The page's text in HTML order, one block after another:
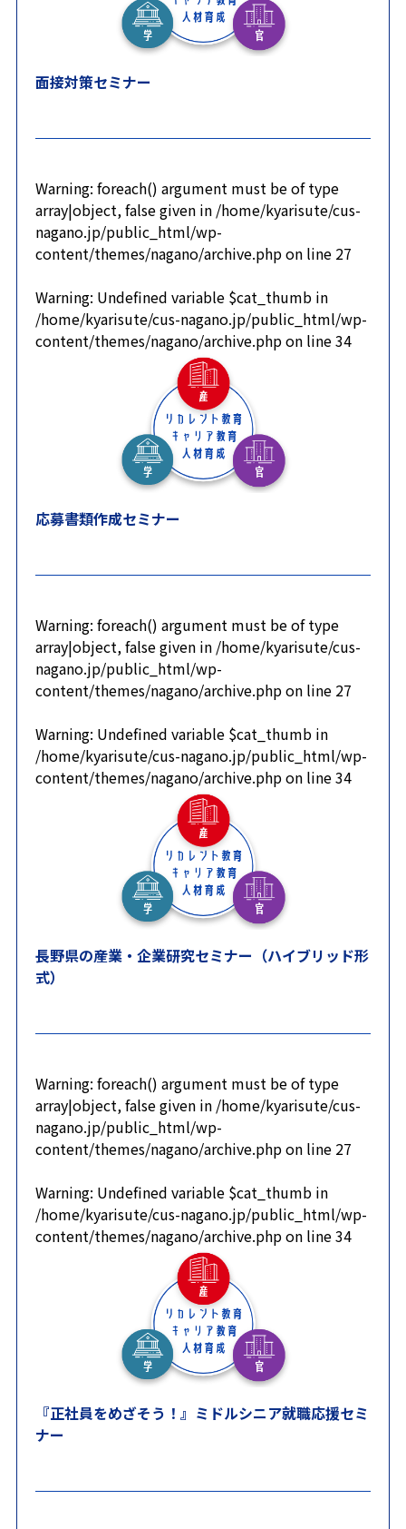
面接対策セミナー
Warning: foreach() argument must be of type
array|object, false given in /home/kyarisute/cus-
nagano.jp/public_html/wp-
content/themes/nagano/archive.phpon line 27
Warning: Undefined variable $cat_thumb in
/home/kyarisute/cus-nagano.jp/public_html/wp-
content/themes/nagano/archive.phpon line34
応募書類作成セミナー
Warning: foreach() argument must be of type
array|object, false given in /home/kyarisute/cus-
nagano.jp/public_html/wp-
content/themes/nagano/archive.phpon line 27
Warning: Undefined variable $cat_thumb in
/home/kyarisute/cus-nagano.jp/public_html/wp-
content/themes/nagano/archive.phpon line34
長野県の産業・企業研究セミナー（ハイブリッド形
式）
Warning: foreach() argument must be of type
array|object, false given in /home/kyarisute/cus-
nagano.jp/public_html/wp-
content/themes/nagano/archive.phpon line 27
Warning: Undefined variable $cat_thumb in
/home/kyarisute/cus-nagano.jp/public_html/wp-
content/themes/nagano/archive.phpon line34
『正社員をめざそう！』ミドルシニア就職応援セミ
ナー